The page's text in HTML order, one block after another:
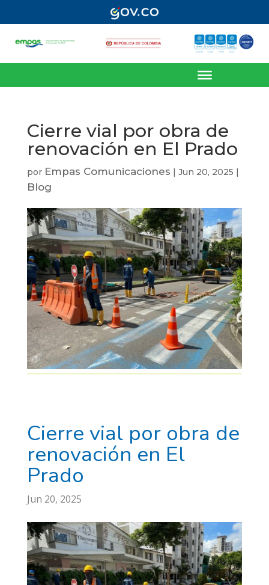
Cierre vial por obra de
renovación en El Prado
por Empas Comunicaciones | Jun 20, 2025 |
Blog
Cierre vial por obra de
renovación en El
Prado
Jun 20, 2025